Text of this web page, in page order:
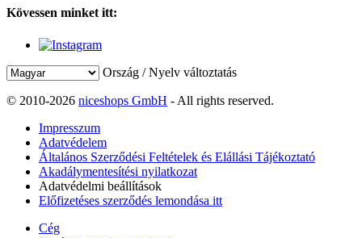
Kövessen minket itt:
Ország / Nyelv változtatás
© 2010-2026 niceshops GmbH - All rights reserved.
Impresszum
Adatvédelem
Általános Szerződési Feltételek és Elállási Tájékoztató
Akadálymentesítési nyilatkozat
Adatvédelmi beállítások
Előfizetéses szerződés lemondása itt
Cég